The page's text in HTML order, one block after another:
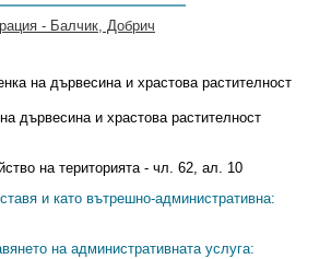
- Балчик, Добрич
на дървесина и храстова растителност
дървесина и храстова растителност
на територията - чл. 62, ал. 10
и като вътрешно-административна:
на административната услуга: